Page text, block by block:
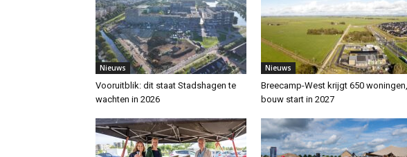
Nieuws
Vooruitblik: dit staat Stadshagen te
wachten in 2026
Nieuws
Breecamp-West krijgt 650 woningen,
bouw start in 2027